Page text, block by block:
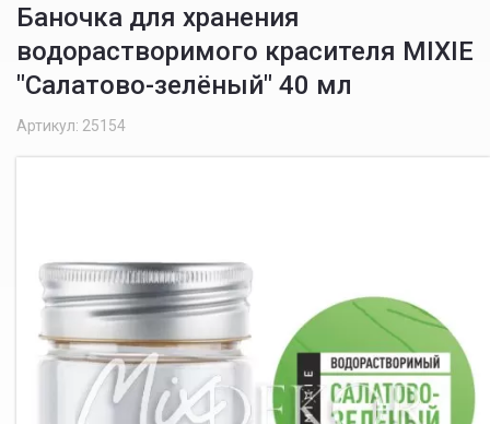
Баночка для хранения
водорастворимого красителя MIXIE
"Салатово-зелёный" 40 мл
Артикул: 25154